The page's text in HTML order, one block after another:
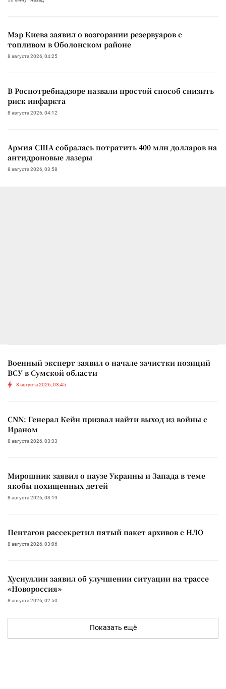
Мэр Киева заявил о возгорании резервуаров с
топливом в Оболонском районе
8 августа 2026, 04:25
В Роспотребнадзоре назвали простой способ снизить
риск инфаркта
8 августа 2026, 04:12
Армия США собралась потратить 400 млн долларов на
антидроновые лазеры
8 августа 2026, 03:58
Военный эксперт заявил о начале зачистки позиций
ВСУ в Сумской области
8 августа 2026, 03:45
CNN: Генерал Кейн призвал найти выход из войны с
Ираном
8 августа 2026, 03:33
Мирошник заявил о паузе Украины и Запада в теме
якобы похищенных детей
8 августа 2026, 03:19
Пентагон рассекретил пятый пакет архивов с НЛО
8 августа 2026, 03:06
Хуснуллин заявил об улучшении ситуации на трассе
«Новороссия»
8 августа 2026, 02:50
Показать ещё